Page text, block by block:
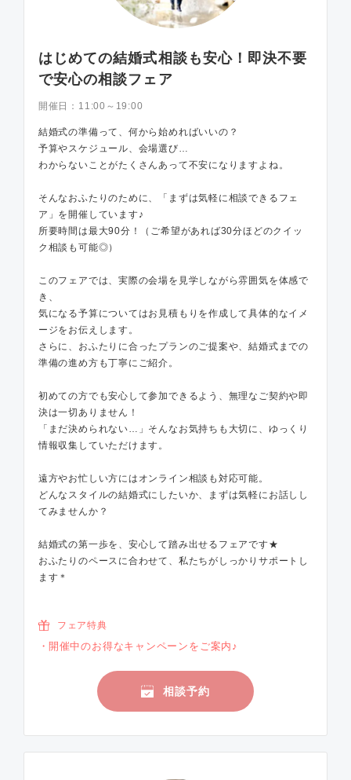
はじめての結婚式相談も安心！即決不要
で安心の相談フェア
開催日： 11:00～19:00
結婚式の準備って、何から始めればいいの？
予算やスケジュール、会場選び…
わからないことがたくさんあって不安になりますよね。
そんなおふたりのために、「まずは気軽に相談できるフェ
ア」を開催しています♪
所要時間は最大90分！（ご希望があれば30分ほどのクイッ
ク相談も可能◎）
このフェアでは、実際の会場を見学しながら雰囲気を体感で
き、
気になる予算についてはお見積もりを作成して具体的なイメ
ージをお伝えします。
さらに、おふたりに合ったプランのご提案や、結婚式までの
準備の進め方も丁寧にご紹介。
初めての方でも安心して参加できるよう、無理なご契約や即
決は一切ありません！
「まだ決められない…」そんなお気持ちも大切に、ゆっくり
情報収集していただけます。
遠方やお忙しい方にはオンライン相談も対応可能。
どんなスタイルの結婚式にしたいか、まずは気軽にお話しし
てみませんか？
結婚式の第一歩を、安心して踏み出せるフェアです★
おふたりのペースに合わせて、私たちがしっかりサポートし
ます＊
フェア特典
開催中のお得なキャンペーンをご案内♪
相談予約